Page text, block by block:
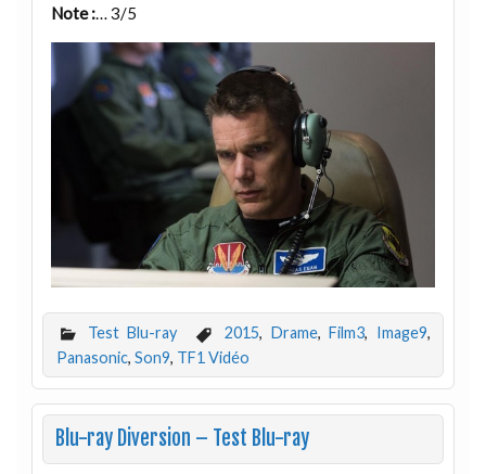
Note :… 3/5
Test Blu-ray 2015, Drame,Film3, Image9,
Panasonic, Son9, TF1 Vidéo
Blu-ray Diversion – Test Blu-ray